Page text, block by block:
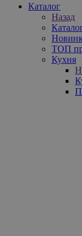
Каталог
Назад
ТОП
Кухня